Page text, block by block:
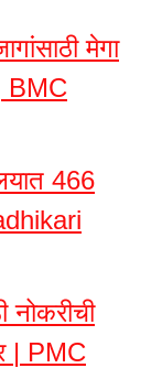
मेगा
BMC
466
नोकरीची
| PMC